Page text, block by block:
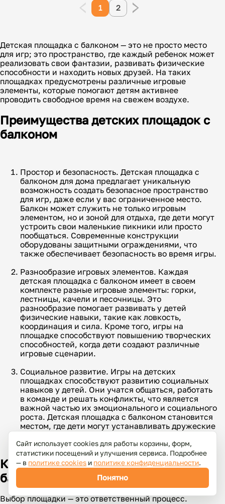
1 2
Детская площадка с балконом — это не просто место
для игр; это пространство, где каждый ребенок может
реализовать свои фантазии, развивать физические
способности и находить новых друзей. На таких
площадках предусмотрены различные игровые
элементы, которые помогают детям активнее
проводить свободное время на свежем воздухе.
Преимущества детских площадок с
балконом
Простор и безопасность. Детская площадка с
балконом для дома предлагает уникальную
возможность создать безопасное пространство
для игр, даже если у вас ограниченное место.
Балкон может служить не только игровым
элементом, но и зоной для отдыха, где дети могут
устроить свои маленькие пикники или просто
пообщаться. Современные конструкции
оборудованы защитными ограждениями, что
также обеспечивает безопасность во время игры.
Разнообразие игровых элементов. Каждая
детская площадка с балконом имеет в своем
комплекте разные игровые элементы: горки,
лестницы, качели и песочницы. Это
разнообразие помогает развивать у детей
физические навыки, такие как ловкость,
координация и сила. Кроме того, игры на
площадке способствуют повышению творческих
способностей, когда дети создают различные
игровые сценарии.
Социальное развитие. Игры на детских
площадках способствуют развитию социальных
навыков у детей. Они учатся общаться, работать
в команде и решать конфликты, что является
важной частью их эмоционального и социального
роста. Детская площадка с балконом становится
местом, где дети могут устанавливать дружеские
Как выбрать детскую площадку с
балконом?
Выбор площадки — это ответственный процесс.
Сайт использует cookies для работы корзины, форм,
статистики посещений и улучшения сервиса. Подробнее
— в политике cookies и политике конфиденциальности.
Понятно